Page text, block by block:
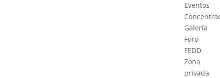
Eventos
Galería
Foro
FEDD
Zona
privada